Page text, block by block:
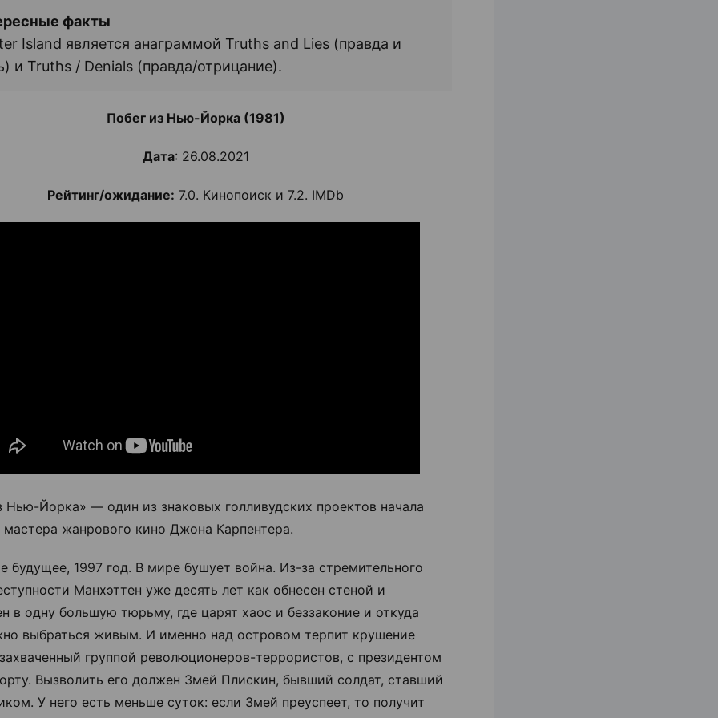
факты
Island является анаграммой Truths and Lies (правда и
и Truths / Denials (правда/отрицание).
Побег из Нью-Йорка (1981)
Дата: 26.08.2021
Рейтинг/ожидание: 7.0. Кинопоиск и 7.2. IMDb
Нью-Йорка» — один из знаковых голливудских проектов начала
мастера жанрового кино Джона Карпентера.
будущее, 1997 год. В мире бушует война. Из-за стремительного
Манхэттен уже десять лет как обнесен стеной и
в одну большую тюрьму, где царят хаос и беззаконие и откуда
выбраться живым. И именно над островом терпит крушение
группой революционеров-террористов, с президентом
Вызволить его должен Змей Плискин, бывший солдат, ставший
У него есть меньше суток: если Змей преуспеет, то получит